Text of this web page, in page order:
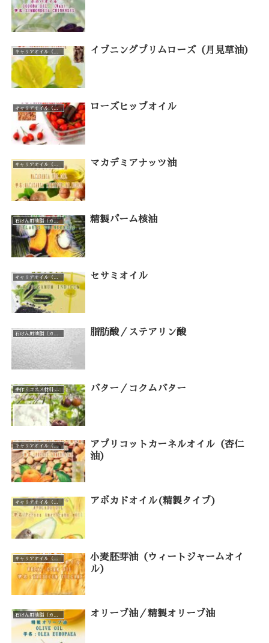
イブニングプリムローズ（月見草油）
キャリアオイル（カテゴリー一覧） ローズヒップオイル
マカデミアナッツ油
石けん用油脂（カテゴリー一覧） 精製パーム核油
キャリアオイル（カテゴリー一覧） セサミオイル
脂肪酸／ステアリン酸
手作りコスメ材料 手作り石けん材料（カテゴリー一覧） バター／コクムバター
キャリアオイル（カテゴリー一覧）
アプリコットカーネルオイル（杏仁
油）
アボカドオイル(精製タイプ)
小麦胚芽油（ウィートジャームオイ
ル）
オリーブ油／精製オリーブ油